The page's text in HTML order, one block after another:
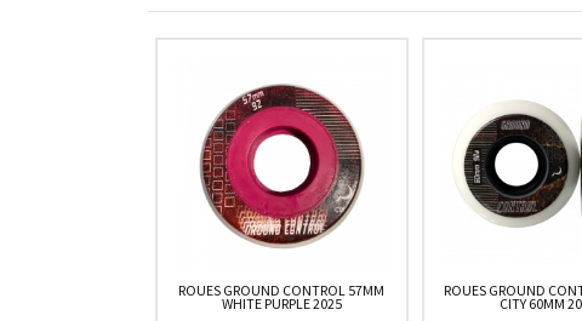
ROUES GROUND CONTROL 57MM
WHITE PURPLE 2025
ROUES GROUND
CITY 60MM